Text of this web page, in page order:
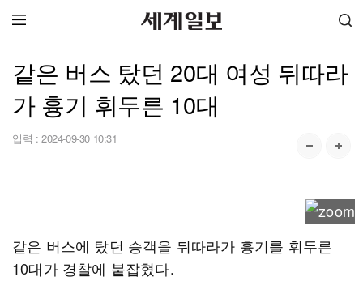
같은 버스 탔던 20대 여성 뒤따라
가 흉기 휘두른 10대
입력 : 2024-09-30 10:31
같은 버스에 탔던 승객을 뒤따라가 흉기를 휘두른
10대가 경찰에 붙잡혔다.